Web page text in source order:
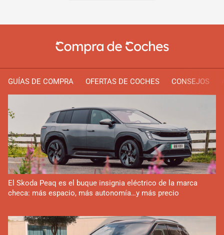
GUÍAS DE COMPRA OFERTAS DE COCHES CONSEJOS
El Skoda Peaq es el buque insignia eléctrico de la marca
checa: más espacio, más autonomía…y más precio